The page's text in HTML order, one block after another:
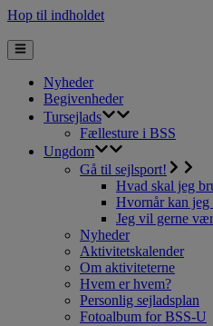
Hop til indholdet
Nyheder
Begivenheder
Tursejlads
Fællesture i BSS
Ungdom
Gå til sejlsport!
Hvad skal jeg
Hvornår kan jeg
Jeg vil gerne
Nyheder
Aktivitetskalender
Om aktiviteterne
Hvem er hvem?
Personlig sejladsplan
Fotoalbum for BSS-U